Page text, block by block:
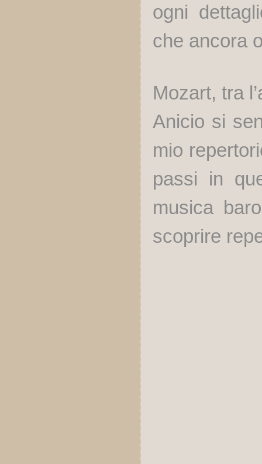
ogni
che ancora
Mozart, tra
Anicio si
mio
passi in
musica
scoprire